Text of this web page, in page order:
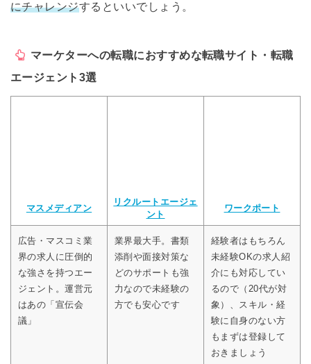
にチャレンジするといいでしょう。
マーケターへの転職におすすめな転職サイト・転職
エージェント3選
マスメディアン
リクルートエージェ
ント
ワークポート
広告・マスコミ業
界の求人に圧倒的
な強さを持つエー
ジェント。運営元
はあの「宣伝会
議」
業界最大手。書類
添削や面接対策な
どのサポートも強
力なので未経験の
方でも安心です
経験者はもちろん
未経験OKの求人紹
介にも対応してい
るので（20代が対
象）、スキル・経
験に自身のない方
もまずは登録して
おきましょう